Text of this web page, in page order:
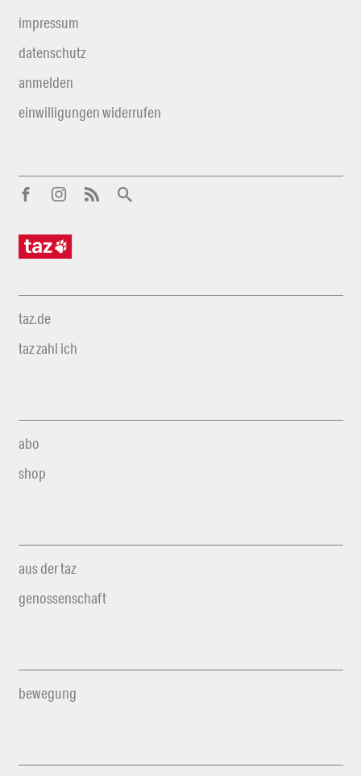
impressum
datenschutz
anmelden
einwilligungen widerrufen
taz.de
taz zahl ich
abo
shop
aus der taz
genossenschaft
bewegung